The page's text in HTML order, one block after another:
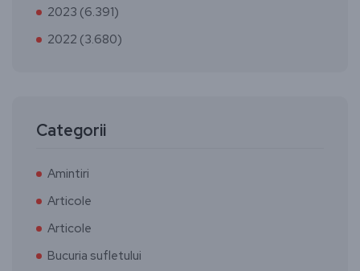
2023 (6.391)
2022 (3.680)
Categorii
Amintiri
Articole
Articole
Bucuria sufletului